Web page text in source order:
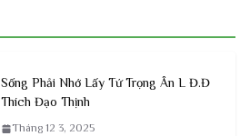
Sống Phải Nhớ Lấy Tứ Trọng Ân L Đ.Đ
Thích Đạo Thịnh
Tháng 12 3, 2025